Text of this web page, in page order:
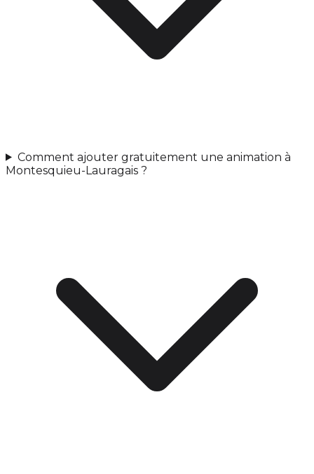
Comment ajouter gratuitement une animation à
Montesquieu-Lauragais ?